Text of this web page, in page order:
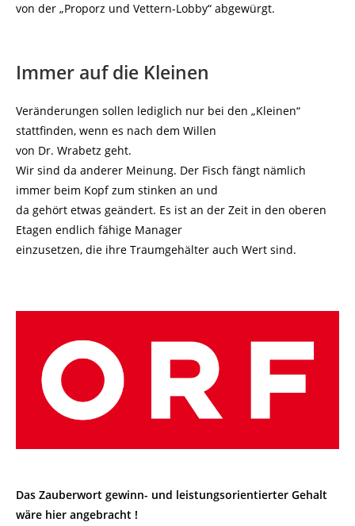
von der „Proporz und Vettern-Lobby“ abgewürgt.
Immer auf die Kleinen
Veränderungen sollen lediglich nur bei den „Kleinen“
stattfinden, wenn es nach dem Willen
von Dr. Wrabetz geht.
Wir sind da anderer Meinung. Der Fisch fängt nämlich
immer beim Kopf zum stinken an und
da gehört etwas geändert. Es ist an der Zeit in den oberen
Etagen endlich fähige Manager
einzusetzen, die ihre Traumgehälter auch Wert sind.
Das Zauberwort gewinn- und leistungsorientierter Gehalt
wäre hier angebracht !